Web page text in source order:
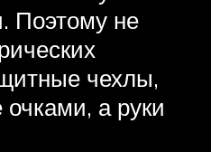
Поэтому не
чехлы,
очками, а руки